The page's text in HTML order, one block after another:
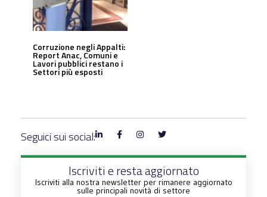
Corruzione negli Appalti:
Report Anac, Comuni e
Lavori pubblici restano i
Settori più esposti
Seguici sui social:
Iscriviti e resta aggiornato
Iscriviti alla nostra newsletter per rimanere aggiornato
sulle principali novità di settore